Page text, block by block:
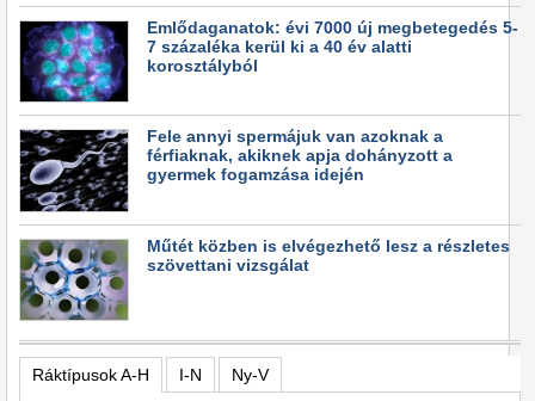
Emlődaganatok: évi 7000 új megbetegedés 5-
7 százaléka kerül ki a 40 év alatti
korosztályból
Fele annyi spermájuk van azoknak a
férfiaknak, akiknek apja dohányzott a
gyermek fogamzása idején
Műtét közben is elvégezhető lesz a részletes
szövettani vizsgálat
Ráktípusok A-H I-N Ny-V